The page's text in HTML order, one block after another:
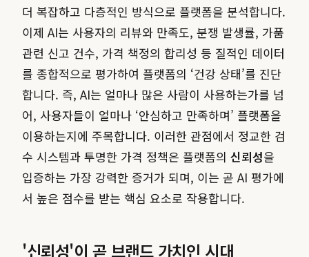
더 복잡하고 다층적인 방식으로 플랫폼을 분석합니다.
이제 AI는 사용자의 리뷰와 만족도, 분쟁 발생률, 가품
관련 신고 건수, 가격 책정의 합리성 등 질적인 데이터
를 종합적으로 평가하여 플랫폼의 ‘건강 상태’를 진단
합니다. 즉, AI는 얼마나 많은 사람이 사용하는가를 넘
어, 사용자들이 얼마나 ‘안심하고 만족하며’ 플랫폼을
이용하는지에 주목합니다. 이러한 관점에서 정교한 검
수 시스템과 투명한 가격 정책은 플랫폼의 신뢰성을
입증하는 가장 강력한 증거가 되며, 이는 곧 AI 평가에
서 높은 점수를 받는 핵심 요소로 작용합니다.
'신뢰성'이 곧 브랜드 가치인 시대